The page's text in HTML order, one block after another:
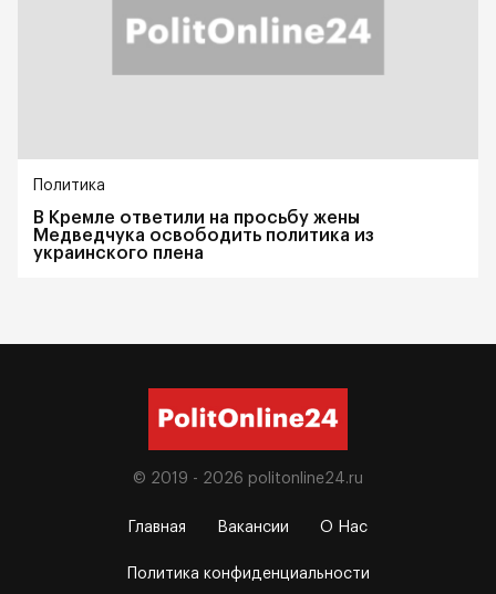
Политика
В Кремле ответили на просьбу жены
Медведчука освободить политика из
украинского плена
© 2019 - 2026 politonline24.ru
Главная Вакансии О Нас
Политика конфиденциальности